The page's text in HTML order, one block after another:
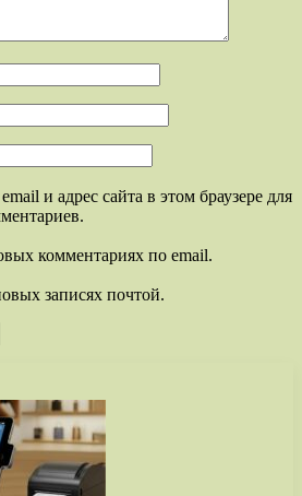
и адрес сайта в этом браузере для
комментариях по email.
записях почтой.